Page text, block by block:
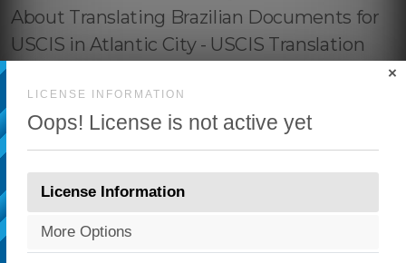
LICENSE INFORMATION
Oops! License is not active yet
×
License Information
More Options